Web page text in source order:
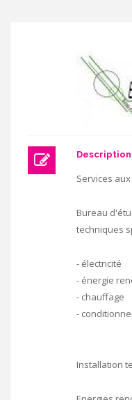
Description
Services
Bureau
techniques
- électricité
- énergie
- chauffage
-
Installation